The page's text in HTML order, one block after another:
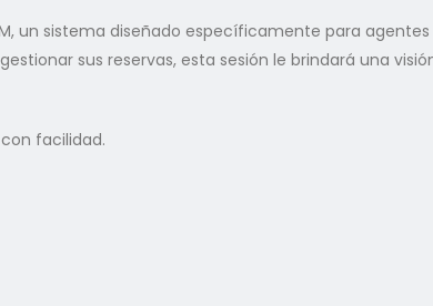
un sistema diseñado específicamente para agentes
sus reservas, esta sesión le brindará una
facilidad.